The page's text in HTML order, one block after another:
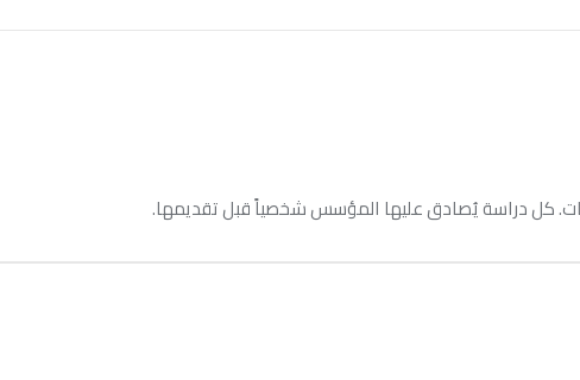
كل دراسة يُصادق عليها المؤسس شخصياً قبل تقديمها.